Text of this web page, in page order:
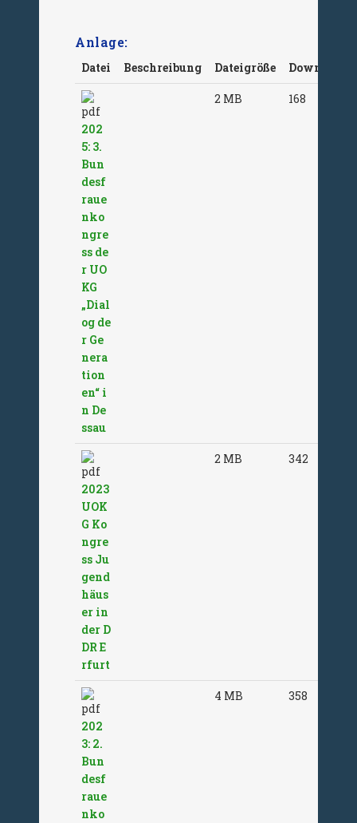
Anlage:
Datei Beschreibung Dateigröße Downloads
202
5: 3.
Bun
desf
raue
nko
ngre
ss de
r UO
KG
„Dial
og de
r Ge
nera
tion
en“ i
n De
ssau
2 MB 168
2023
UOK
G Ko
ngre
ss Ju
gend
häus
er in
der D
DR E
rfurt
2 MB 342
202
3: 2.
Bun
desf
raue
nko
4 MB 358